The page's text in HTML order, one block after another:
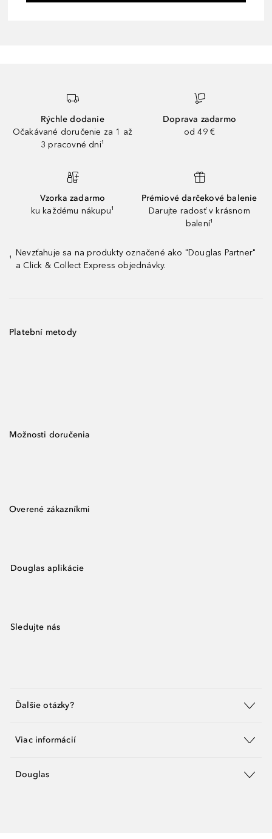
Rýchle dodanie
Očakávané doručenie za 1 až
3 pracovné dni¹
Doprava zadarmo
od 49 €
Vzorka zadarmo
ku každému nákupu¹
Prémiové darčekové balenie
Darujte radosť v krásnom
balení¹
¹
Nevzťahuje sa na produkty označené ako "Douglas Partner"
a Click & Collect Express objednávky.
Platební metody
Možnosti doručenia
Overené zákazníkmi
Douglas aplikácie
Sledujte nás
Ďalšie otázky?
Viac informácií
Douglas